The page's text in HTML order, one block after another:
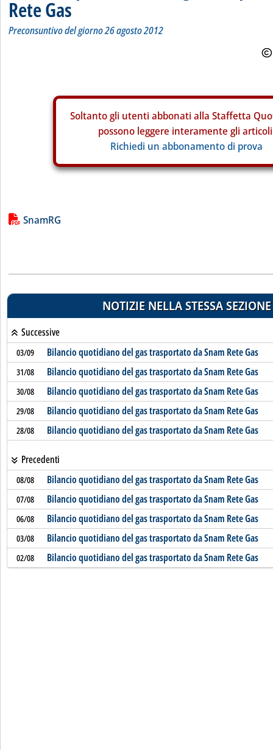
Rete Gas
Preconsuntivo del giorno 26 agosto 2012
Soltanto gli utenti abbonati alla Staffetta
possono leggere interamente gli
Richiedi un abbonamento di prova
Lista allegati PDF alla notizia
SnamRG
NOTIZIE NELLA STESSA SEZIONE
Successive
03/09 Bilancio quotidiano del gas trasportato da Snam Rete Gas
31/08 Bilancio quotidiano del gas trasportato da Snam Rete Gas
30/08 Bilancio quotidiano del gas trasportato da Snam Rete Gas
29/08 Bilancio quotidiano del gas trasportato da Snam Rete Gas
28/08 Bilancio quotidiano del gas trasportato da Snam Rete Gas
Precedenti
08/08 Bilancio quotidiano del gas trasportato da Snam Rete Gas
07/08 Bilancio quotidiano del gas trasportato da Snam Rete Gas
06/08 Bilancio quotidiano del gas trasportato da Snam Rete Gas
03/08 Bilancio quotidiano del gas trasportato da Snam Rete Gas
02/08 Bilancio quotidiano del gas trasportato da Snam Rete Gas